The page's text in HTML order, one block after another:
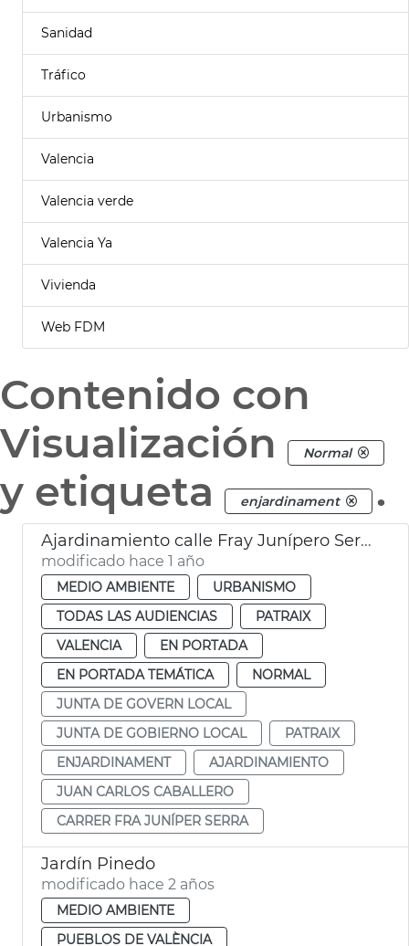
Sanidad
Tráfico
Urbanismo
Valencia
Valencia verde
Valencia Ya
Vivienda
Web FDM
Contenido con
Visualización
Normal
y etiqueta enjardinament .
Ajardinamiento calle Fray Junípero Serra Patraix
modificado hace 1 año
MEDIO AMBIENTE
URBANISMO
TODAS LAS AUDIENCIAS
PATRAIX
VALENCIA
EN PORTADA
EN PORTADA TEMÁTICA
NORMAL
JUNTA DE GOVERN LOCAL
JUNTA DE GOBIERNO LOCAL
PATRAIX
ENJARDINAMENT
AJARDINAMIENTO
JUAN CARLOS CABALLERO
CARRER FRA JUNÍPER SERRA
Jardín Pinedo
modificado hace 2 años
MEDIO AMBIENTE
PUEBLOS DE VALÈNCIA